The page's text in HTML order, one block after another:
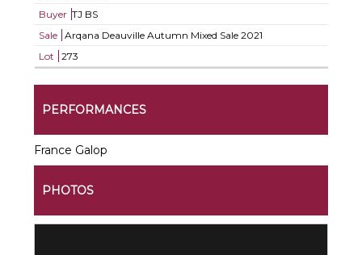
Buyer TJ BS
Sale
Arqana Deauville Autumn Mixed Sale 2021
Lot
273
PERFORMANCES
France Galop
PHOTOS